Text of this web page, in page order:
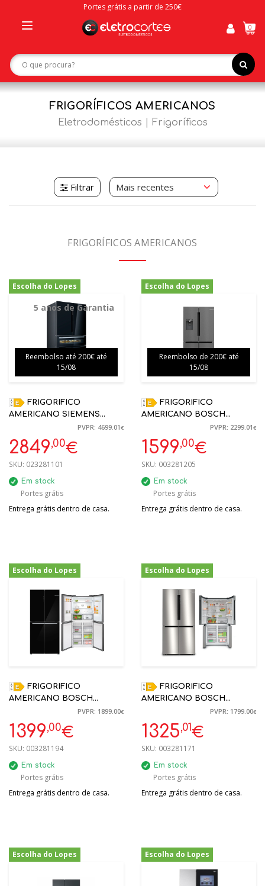
Portes grátis a partir de 250€
navigation
0
FRIGORÍFICOS AMERICANOS
Eletrodomésticos Frigoríficos
Filtrar
FRIGORÍFICOS AMERICANOS
Escolha do Lopes
5 anos de Garantia
-39%
Reembolso até 200€ até
15/08
AMERICANO SIEMENS
KF96RSBEA PRETO
183X90.6X73.6CM C/
GARRAFEIRA | 5 ANOS
GARANTIA
PVPR: 4699.01€
2849,00€
SKU: 023281101
Em stock
Portes grátis
Entrega grátis dentro de casa.
Escolha do Lopes
-30%
Reembolso de 200€ até
15/08
AMERICANO BOSCH
BLACKINOX E 183 X 90,5 X
73.1 CM
PVPR: 2299.01€
1599,00€
SKU: 003281205
Em stock
Portes grátis
Entrega grátis dentro de casa.
Escolha do Lopes
-26%
AMERICANO BOSCH
KMC85LBEA 547L VIDRO
PRETO NO FROST
189.5X85X66.8CM
PVPR: 1899.00€
1399,00€
SKU: 003281194
Em stock
Portes grátis
Entrega grátis dentro de casa.
Escolha do Lopes
-26%
AMERICANO BOSCH
KFN96VPEA INOX NO
FROST AMERICANO 4
PORTAS 1830X910X731MM
PVPR: 1799.00€
1325,01€
SKU: 003281171
Em stock
Portes grátis
Entrega grátis dentro de casa.
Escolha do Lopes Escolha do Lopes
-11%